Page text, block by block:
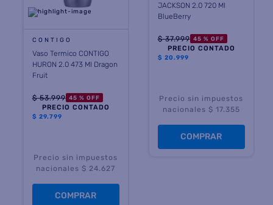
CONTIGO
Vaso Termico CONTIGO
HURON 2.0 473 Ml Dragon
Fruit
$ 53.999 45 % OFF
PRECIO CONTADO
$ 29.799
Precio sin impuestos
nacionales $ 24.627
COMPRAR
JACKSON 2.0 720 Ml
BlueBerry
$ 37.999 45 % OFF
PRECIO CONTADO
$ 20.999
Precio sin impuestos
nacionales $ 17.355
COMPRAR